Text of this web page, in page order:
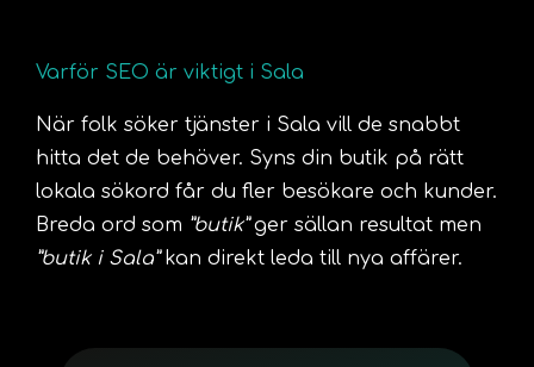
Varför SEO är viktigt i Sala
När folk söker tjänster i Sala vill de snabbt
hitta det de behöver. Syns din butik på rätt
lokala sökord får du fler besökare och kunder.
Breda ord som ”butik”ger sällan resultat men
”butik i Sala”kan direkt leda till nya affärer.